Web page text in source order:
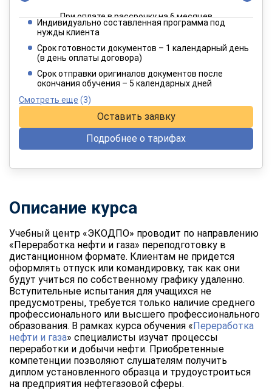
При оплате в рассрочку на 6 месяцев
4 949 руб. / 8 249 руб.
При оплате в рассрочку на 12 месяцев
Индивидуально составленная программа под
нужды клиента
Срок готовности документов – 1 календарный день
(в день оплаты договора)
Срок отправки оригиналов документов после
окончания обучения – 5 календарных дней
Смотреть еще (3)
Оставить заявку
Подробнее о тарифах
Описание курса
Учебный центр «ЭКОДПО» проводит по направлению
«Переработка нефти и газа» переподготовку в
дистанционном формате. Клиентам не придется
оформлять отпуск или командировку, так как они
будут учиться по собственному графику удаленно.
Вступительные испытания для учащихся не
предусмотрены, требуется только наличие среднего
профессионального или высшего профессионального
образования. В рамках курса обучения «Переработка
нефти и газа» специалисты изучат процессы
переработки и добычи нефти. Приобретенные
компетенции позволяют слушателям получить
диплом установленного образца и трудоустроиться
на предприятия нефтегазовой сферы.